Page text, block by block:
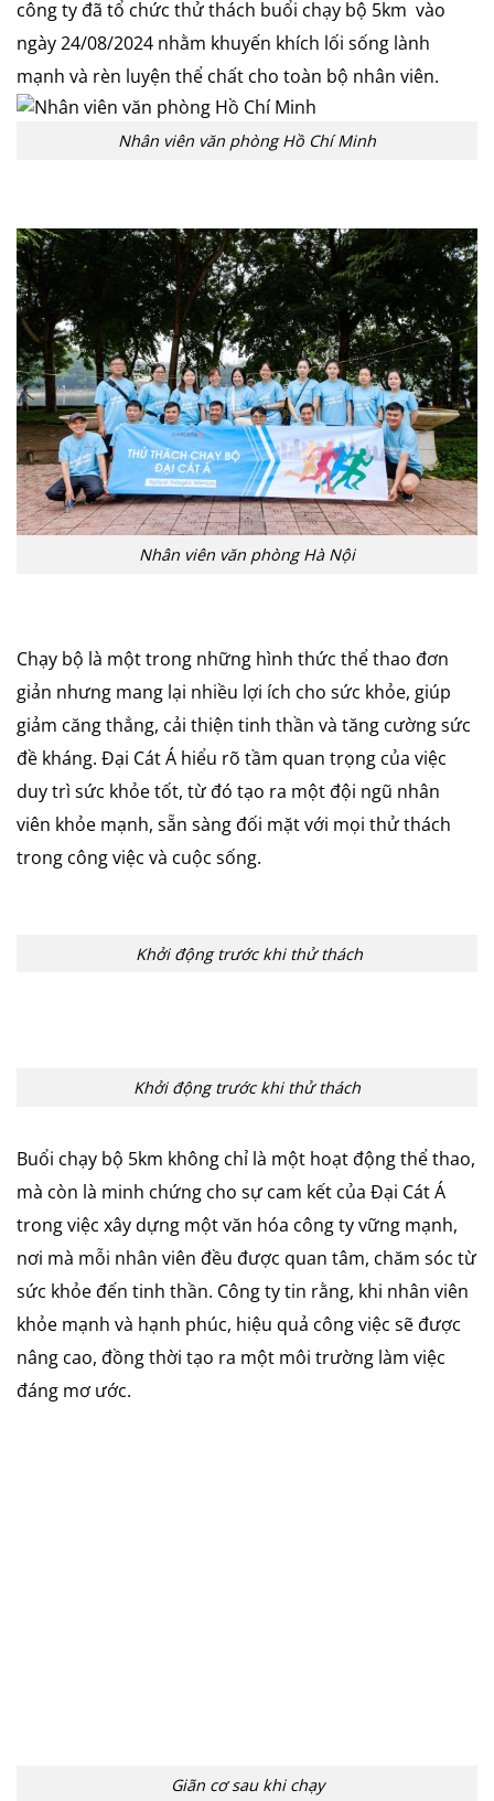
công ty đã tổ chức thử thách buổi chạy bộ 5km vào
ngày 24/08/2024 nhằm khuyến khích lối sống lành
mạnh và rèn luyện thể chất cho toàn bộ nhân viên.
Nhân viên văn phòng Hồ Chí Minh
Nhân viên văn phòng Hà Nội
Chạy bộ là một trong những hình thức thể thao đơn
giản nhưng mang lại nhiều lợi ích cho sức khỏe, giúp
giảm căng thẳng, cải thiện tinh thần và tăng cường sức
đề kháng. Đại Cát Á hiểu rõ tầm quan trọng của việc
duy trì sức khỏe tốt, từ đó tạo ra một đội ngũ nhân
viên khỏe mạnh, sẵn sàng đối mặt với mọi thử thách
trong công việc và cuộc sống.
Khởi động trước khi thử thách
Khởi động trước khi thử thách
Buổi chạy bộ 5km không chỉ là một hoạt động thể thao,
mà còn là minh chứng cho sự cam kết của Đại Cát Á
trong việc xây dựng một văn hóa công ty vững mạnh,
nơi mà mỗi nhân viên đều được quan tâm, chăm sóc từ
sức khỏe đến tinh thần. Công ty tin rằng, khi nhân viên
khỏe mạnh và hạnh phúc, hiệu quả công việc sẽ được
nâng cao, đồng thời tạo ra một môi trường làm việc
đáng mơ ước.
Giãn cơ sau khi chạy